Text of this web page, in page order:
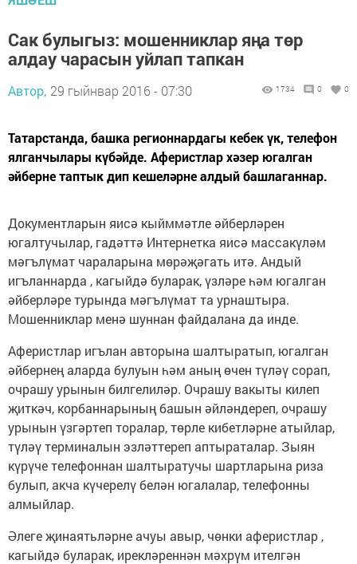
Сак булыгыз: мошенниклар яңа төр
алдау чарасын уйлап тапкан
Автор, 29 гыйнвар 2016 - 07:30 1734 0 0
Татарстанда, башка регионнардагы кебек үк, телефон
ялганчылары күбәйде. Аферистлар хәзер югалган
әйберне таптык дип кешеләрне алдый башлаганнар.
Документларын яисә кыйммәтле әйберләрен
югалтучылар, гадәттә Интернетка яисә массакүләм
мәгълүмат чараларына мөрәҗәгать итә. Андый
игъланнарда , кагыйдә буларак, үзләре һәм югалган
әйберләре турында мәгълүмат та урнаштыра.
Мошенниклар менә шуннан файдалана да инде.
Аферистлар игълан авторына шалтыратып, югалган
әйбернең аларда булуын һәм аның өчен түләү сорап,
очрашу урынын билгелиләр. Очрашу вакыты килеп
җиткәч, корбаннарының башын әйләндереп, очрашу
урынын үзгәртеп торалар, төрле кибетләрне атыйлар,
түләү терминалын эзләттереп аптыраталар. Зыян
күрүче телефоннан шалтыратучы шартларына риза
булып, акча күчерелү белән югалалар, телефонны
алмыйлар.
Әлеге җинаятьләрне ачуы авыр, чөнки аферистлар ,
кагыйдә буларак, ирекләреннән мәхрүм ителгән